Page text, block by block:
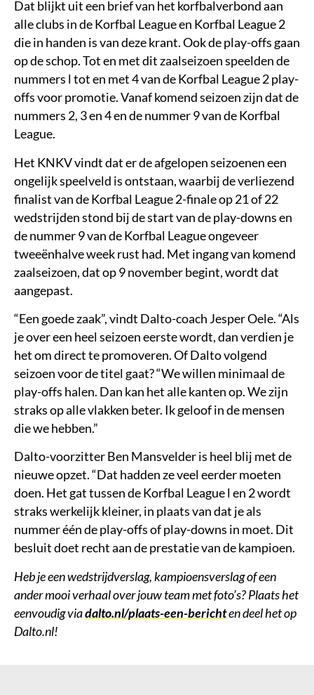
Dat blijkt uit een brief van het korfbalverbond aan
alle clubs in de Korfbal League en Korfbal League 2
die in handen is van deze krant. Ook de play-offs gaan
op de schop. Tot en met dit zaalseizoen speelden de
nummers l tot en met 4 van de Korfbal League 2 play-
offs voor promotie. Vanaf komend seizoen zijn dat de
nummers 2, 3 en 4 en de nummer 9 van de Korfbal
League.
Het KNKV vindt dat er de afgelopen seizoenen een
ongelijk speelveld is ontstaan, waarbij de verliezend
finalist van de Korfbal League 2-finale op 21 of 22
wedstrijden stond bij de start van de play-downs en
de nummer 9 van de Korfbal League ongeveer
tweeënhalve week rust had. Met ingang van komend
zaalseizoen, dat op 9 november begint, wordt dat
aangepast.
“Een goede zaak”, vindt Dalto-coach Jesper Oele. “Als
je over een heel seizoen eerste wordt, dan verdien je
het om direct te promoveren. Of Dalto volgend
seizoen voor de titel gaat? “We willen minimaal de
play-offs halen. Dan kan het alle kanten op. We zijn
straks op alle vlakken beter. Ik geloof in de mensen
die we hebben.”
Dalto-voorzitter Ben Mansvelder is heel blij met de
nieuwe opzet. “Dat hadden ze veel eerder moeten
doen. Het gat tussen de Korfbal League l en 2 wordt
straks werkelijk kleiner, in plaats van dat je als
nummer één de play-offs of play-downs in moet. Dit
besluit doet recht aan de prestatie van de kampioen.
Heb je een wedstrijdverslag, kampioensverslag of een
ander mooi verhaal over jouw team met foto’s? Plaats het
eenvoudig viadalto.nl/plaats-een-berichten deel het op
Dalto.nl!